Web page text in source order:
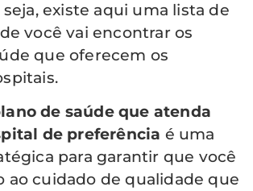
existe aqui uma lista de
você vai encontrar os
que oferecem os
de saúde que atenda
de preferência é uma
para garantir que você
ao cuidado de qualidade que